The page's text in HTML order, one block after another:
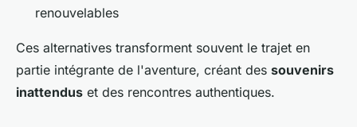
renouvelables
Ces alternatives transforment souvent le trajet en
partie intégrante de l'aventure, créant des souvenirs
inattendus et des rencontres authentiques.